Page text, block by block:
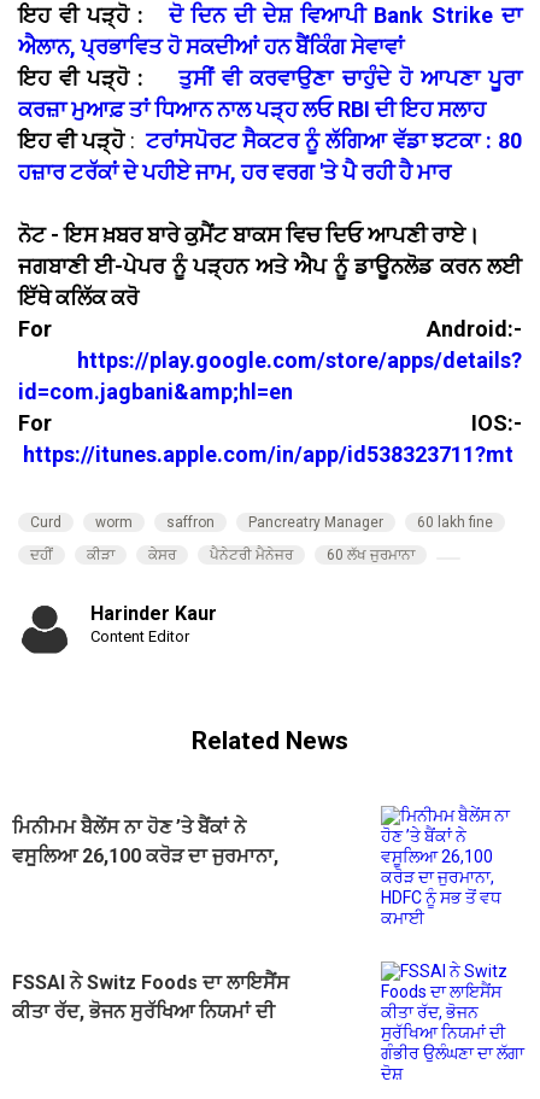
ਇਹ ਵੀ ਪੜ੍ਹੋ :
ਦੋ ਦਿਨ ਦੀ ਦੇਸ਼ ਵਿਆਪੀ Bank Strike ਦਾ
ਐਲਾਨ, ਪ੍ਰਭਾਵਿਤ ਹੋ ਸਕਦੀਆਂ ਹਨ ਬੈਂਕਿੰਗ ਸੇਵਾਵਾਂ
ਇਹ ਵੀ ਪੜ੍ਹੋ :
ਤੁਸੀਂ ਵੀ ਕਰਵਾਉਣਾ ਚਾਹੁੰਦੇ ਹੋ ਆਪਣਾ ਪੂਰਾ
ਕਰਜ਼ਾ ਮੁਆਫ਼ ਤਾਂ ਧਿਆਨ ਨਾਲ ਪੜ੍ਹ ਲਓ RBI ਦੀ ਇਹ ਸਲਾਹ
ਇਹ ਵੀ ਪੜ੍ਹੋ:ਟਰਾਂਸਪੋਰਟ ਸੈਕਟਰ ਨੂੰ ਲੱਗਿਆ ਵੱਡਾ ਝਟਕਾ : 80
ਹਜ਼ਾਰ ਟਰੱਕਾਂ ਦੇ ਪਹੀਏ ਜਾਮ, ਹਰ ਵਰਗ 'ਤੇ ਪੈ ਰਹੀ ਹੈ ਮਾਰ
ਨੋਟ - ਇਸ ਖ਼ਬਰ ਬਾਰੇ ਕੁਮੈਂਟ ਬਾਕਸ ਵਿਚ ਦਿਓ ਆਪਣੀ ਰਾਏ।
ਜਗਬਾਣੀ ਈ-ਪੇਪਰ ਨੂੰ ਪੜ੍ਹਨ ਅਤੇ ਐਪ ਨੂੰ ਡਾਊਨਲੋਡ ਕਰਨ ਲਈ
ਇੱਥੇ ਕਲਿੱਕ ਕਰੋ
For Android:-
https://play.google.com/store/apps/details?
id=com.jagbani&amp;hl=en
For IOS:-
https://itunes.apple.com/in/app/id538323711?mt
Curd worm saffron Pancreatry Manager
60 lakh fine
ਦਹੀਂ
ਕੀੜਾ ਕੇਸਰ ਪੈਨੇਟਰੀ ਮੈਨੇਜਰ 60 ਲੱਖ ਜੁਰਮਾਨਾ
Harinder Kaur
Content Editor
Related News
ਮਿਨੀਮਮ ਬੈਲੇਂਸ ਨਾ ਹੋਣ ’ਤੇ ਬੈਂਕਾਂ ਨੇ
ਵਸੂਲਿਆ 26,100 ਕਰੋੜ ਦਾ ਜੁਰਮਾਨਾ,
FSSAI ਨੇ Switz Foods ਦਾ ਲਾਇਸੈਂਸ
ਕੀਤਾ ਰੱਦ, ਭੋਜਨ ਸੁਰੱਖਿਆ ਨਿਯਮਾਂ ਦੀ